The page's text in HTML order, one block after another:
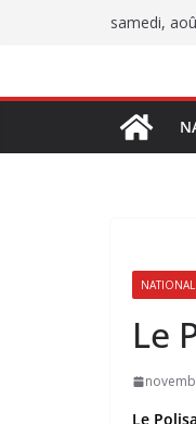
samedi,
NATIONAL
Le
Le